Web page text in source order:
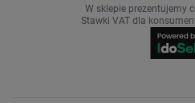
W sklepie prezentujemy
Stawki VAT dla